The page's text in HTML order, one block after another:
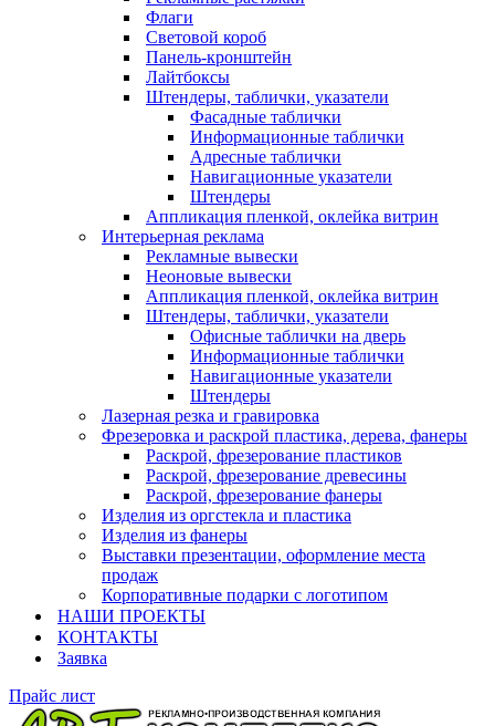
Флаги
Световой короб
Панель-кронштейн
Лайтбоксы
Штендеры, таблички, указатели
Фасадные таблички
Информационные таблички
Адресные таблички
Навигационные указатели
Штендеры
Аппликация пленкой, оклейка витрин
Интерьерная реклама
Рекламные вывески
Неоновые вывески
Аппликация пленкой, оклейка витрин
Штендеры, таблички, указатели
Офисные таблички на дверь
Информационные таблички
Навигационные указатели
Штендеры
Лазерная резка и гравировка
Фрезеровка и раскрой пластика, дерева, фанеры
Раскрой, фрезерование пластиков
Раскрой, фрезерование древесины
Раскрой, фрезерование фанеры
Изделия из оргстекла и пластика
Изделия из фанеры
Выставки презентации, оформление места
продаж
Корпоративные подарки с логотипом
НАШИ ПРОЕКТЫ
КОНТАКТЫ
Заявка
Прайс лист